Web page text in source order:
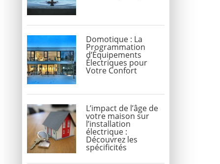
Domotique : La
Programmation
d’Équipements
Électriques pour
Votre Confort
L’impact de l’âge de
votre maison sur
l’installation
électrique :
Découvrez les
spécificités